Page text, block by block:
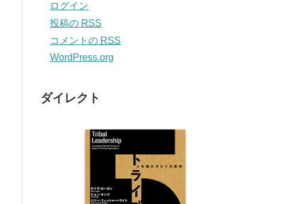
ログイン
投稿の RSS
コメントの RSS
WordPress.org
ダイレクト